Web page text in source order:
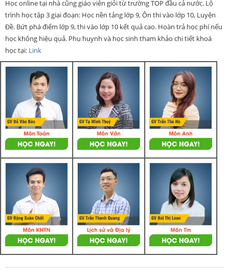
Học online tại nhà cũng giáo viên giỏi từ trường TOP đầu cả nước. Lộ
trình học tập 3 giai đoạn: Học nền tảng lớp 9, Ôn thi vào lớp 10, Luyện
Đề. Bứt phá điểm lớp 9, thi vào lớp 10 kết quả cao. Hoàn trả học phí nếu
học không hiệu quả. Phụ huynh và học sinh tham khảo chi tiết khoá
học tại: Link